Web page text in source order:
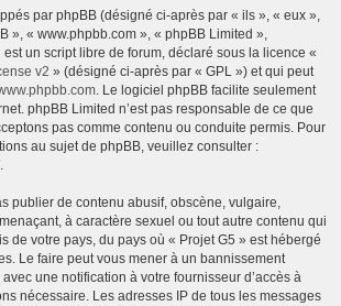
par phpBB (désigné ci-après par « ils », « eux »,
», « www.phpbb.com », « phpBB Limited »,
un script libre de forum, déclaré sous la licence «
v2 » (désigné ci-après par « GPL ») et qui peut
. Le logiciel phpBB facilite seulement
phpBB Limited n’est pas responsable de ce que
pas comme contenu ou conduite permis. Pour
au sujet de phpBB, veuillez consulter :
.
publier de contenu abusif, obscène, vulgaire,
à caractère sexuel ou tout autre contenu qui
de votre pays, du pays où « Projet G5 » est hébergé
Le faire peut vous mener à un bannissement
une notification à votre fournisseur d’accès à
nécessaire. Les adresses IP de tous les messages